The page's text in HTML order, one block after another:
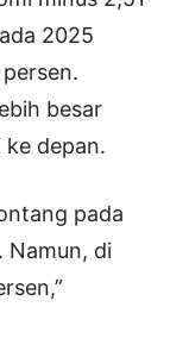
2025
besar
depan.
pada
Namun, di